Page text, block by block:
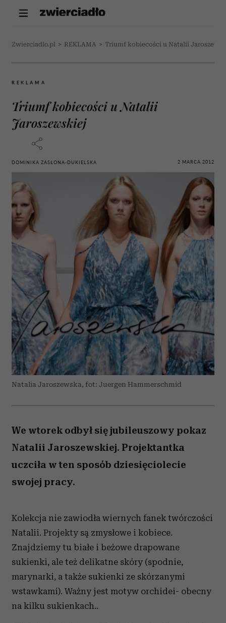
Zwierciadlo.pl > REKLAMA > Triumf kobiecości u Natalii
REKLAMA
Triumf kobiecości u Natalii
Jaroszewskiej
DOMINIKA ZASŁONA-DUKIELSKA 2 MARCA 2012
Natalia Jaroszewska, fot: Juergen Hammerschmid
We wtorek odbył się jubileuszowy pokaz
Natalii Jaroszewskiej. Projektantka
uczciła w ten sposób dziesięciolecie
swojej pracy.
Kolekcja nie zawiodła wiernych fanek twórczości
Natalii. Projekty są zmysłowe i kobiece.
Znajdziemy tu białe i beżowe drapowane
sukienki, ale też delikatne skóry (spodnie,
marynarki, a także sukienki ze skórzanymi
wstawkami). Ważny jest motyw orchidei- obecny
na kilku sukienkach..